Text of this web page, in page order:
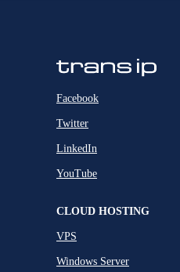
Facebook
Twitter
LinkedIn
YouTube
CLOUD HOSTING
VPS
Windows Server